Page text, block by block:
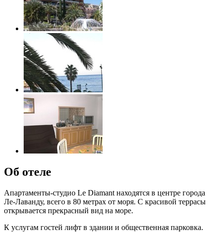
Об отеле
Апартаменты-студио Le Diamant находятся в центре города
Ле-Лаванду, всего в 80 метрах от моря. С красивой террасы
открывается прекрасный вид на море.
К услугам гостей лифт в здании и общественная парковка.